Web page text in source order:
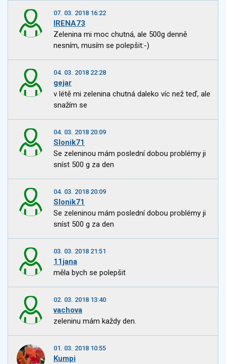
07. 03. 2018 16:22
IRENA73
Zelenina mi moc chutná, ale 500g denně
nesním, musím se polepšit:-)
04. 03. 2018 22:28
gejar
v létě mi zelenina chutná daleko víc než teď, ale
snažím se
04. 03. 2018 20:09
Slonik71
Se zeleninou mám poslední dobou problémy ji
sníst 500 g za den
04. 03. 2018 20:09
Slonik71
Se zeleninou mám poslední dobou problémy ji
sníst 500 g za den
03. 03. 2018 21:51
11jana
měla bych se polepšit
02. 03. 2018 13:40
vachova
zeleninu mám každy den.
01. 03. 2018 10:55
Kumpi